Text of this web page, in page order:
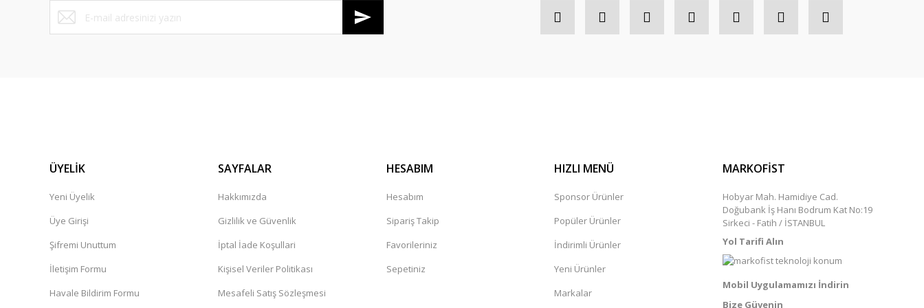
ÜYELİK
Yeni Üyelik
Üye Girişi
Şifremi Unuttum
İletişim Formu
Havale Bildirim Formu
SAYFALAR
Hakkımızda
Gizlilik ve Güvenlik
İptal İade Koşullari
Kişisel Veriler Politikası
Mesafeli Satış Sözleşmesi
HESABIM
Hesabım
Sipariş Takip
Favorileriniz
Sepetiniz
HIZLI MENÜ
Sponsor Ürünler
Popüler Ürünler
İndirimli Ürünler
Yeni Ürünler
Markalar
MARKOFİST
Hobyar Mah. Hamidiye Cad.
Doğubank İş Hanı Bodrum Kat No:19
Sirkeci - Fatih / İSTANBUL
Yol Tarifi Alın
Mobil Uygulamamızı İndirin
Bize Güvenin